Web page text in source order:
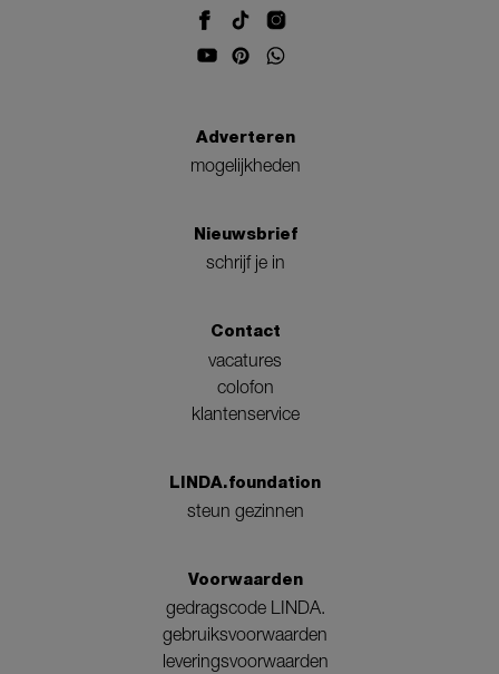
Adverteren
mogelijkheden
Nieuwsbrief
schrijf je in
Contact
vacatures
colofon
klantenservice
LINDA.foundation
steun gezinnen
Voorwaarden
gedragscode LINDA.
gebruiksvoorwaarden
leveringsvoorwaarden